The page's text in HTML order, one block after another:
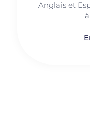
Anglais et